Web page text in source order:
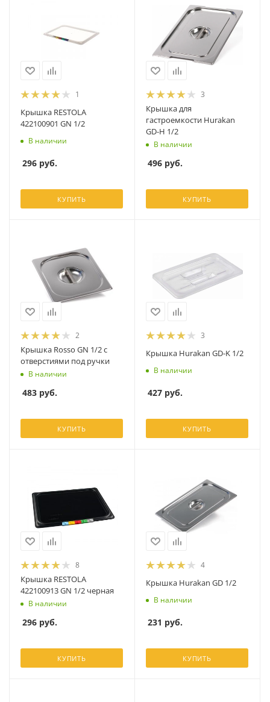
1
Крышка RESTOLA
422100901 GN 1/2
В наличии
296 руб.
КУПИТЬ
3
Крышка для
гастроемкости Hurakan
GD-H 1/2
В наличии
496 руб.
КУПИТЬ
2
Крышка Rosso GN 1/2 с
отверстиями под ручки
В наличии
483 руб.
КУПИТЬ
3
Крышка Hurakan GD-K 1/2
В наличии
427 руб.
КУПИТЬ
8
Крышка RESTOLA
422100913 GN 1/2 черная
В наличии
296 руб.
КУПИТЬ
4
Крышка Hurakan GD 1/2
В наличии
231 руб.
КУПИТЬ